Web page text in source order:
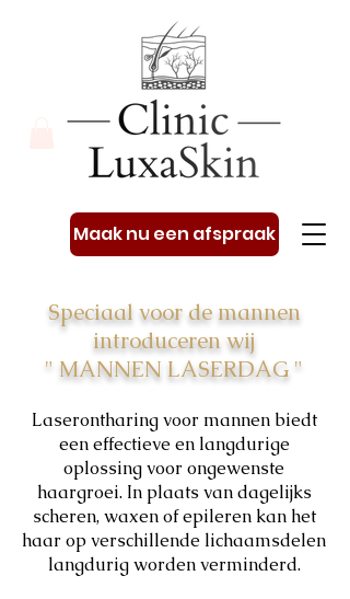
Maak nu een afspraak
Speciaal voor de mannen
introduceren wij
" MANNEN LASERDAG "
Laserontharing voor mannen biedt
een effectieve en langdurige
oplossing voor ongewenste
haargroei. In plaats van dagelijks
scheren, waxen of epileren kan het
haar op verschillende lichaamsdelen
langdurig worden verminderd.